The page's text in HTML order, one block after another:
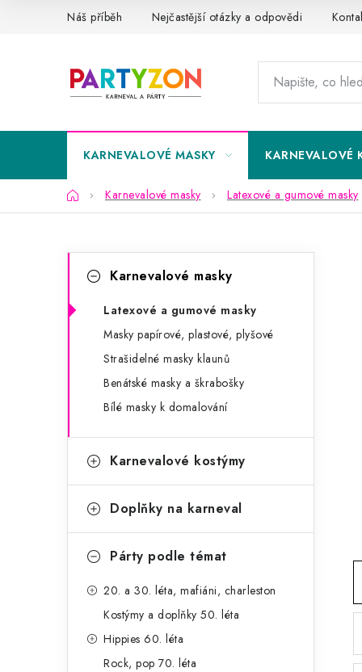
Náš příběh Nejčastější otázky a odpovědi
KARNEVALOVÉ MASKY KARNEVALOVÉ
DomůKarnevalové masky Latexové a gumové masky
o
s
n
n
p
kategorie
t
e
Karnevalové masky
Latexové a gumové masky
Masky papírové, plastové, plyšové
Strašidelné masky klaunů
Benátské masky a škrabošky
Bílé masky k domalování
Karnevalové kostýmy
Doplňky na karneval
Párty podle témat
20. a 30. léta, mafiáni, charleston
Kostýmy a doplňky 50. léta
Hippies 60. léta
Rock, pop 70. léta